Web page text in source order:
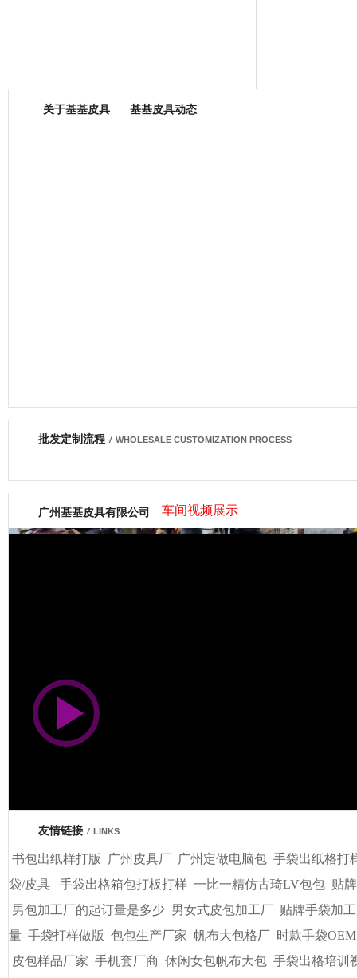
网商会会员
关于基基皮具 基基皮具动态
批发定制流程 / WHOLESALE CUSTOMIZATION PROCESS
广州基基皮具有限公司 车间视频展示
友情链接 / LINKS
书包出纸样打版 广州皮具厂 广州定做电脑包 手袋出纸格打
袋/皮具
手袋出格箱包打板打样 一比一精仿古琦LV包包 贴
男包加工厂的起订量是多少 男女式皮包加工厂 贴牌手袋加
量 手袋打样做版 包包生产厂家 帆布大包格厂 时款手袋OEM
皮包样品厂家 手机套厂商 休闲女包帆布大包 手袋出格培训